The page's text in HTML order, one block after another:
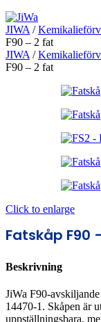
JIWA /
F90 – 2 fat
JIWA /
F90 – 2 fat
Click to enlarge
Fatskåp F90
Beskrivning
JiWa F90-
14470-1. Skåpen är
uppställningsbara,